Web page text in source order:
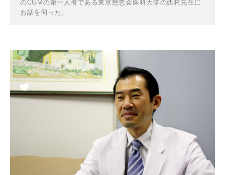
のCGMの第一人者である東京慈恵会医科大学の西村先生に
お話を伺った。